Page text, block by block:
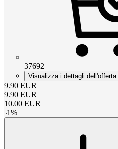
37692
Visualizza i dettagli dell'offerta
9.90 EUR
9.90 EUR
10.00 EUR
-1%